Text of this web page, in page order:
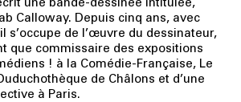
Calloway. Depuis cinq ans, avec
s’occupe de l’œuvre du dessinateur,
que commissaire des expositions
! à la Comédie-Française, Le
de Châlons et d’une
à Paris.